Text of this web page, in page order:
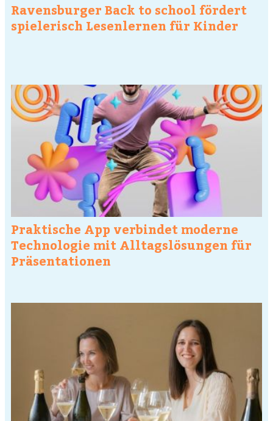
Ravensburger Back to school fördert
spielerisch Lesenlernen für Kinder
Praktische App verbindet moderne
Technologie mit Alltagslösungen für
Präsentationen